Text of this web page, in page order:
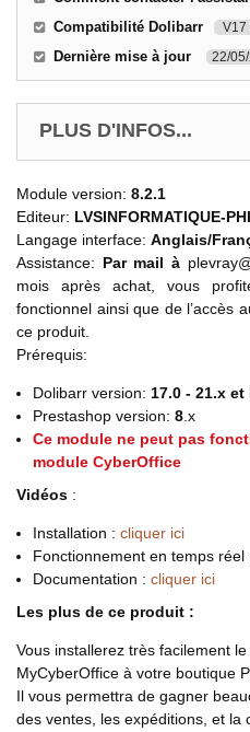
Compatibilité Dolibarr V17
Dernière mise à jour 22/
PLUS D'INFOS...
Module version: 8.2.1
Editeur: LVSINFORMATIQUE-
Langage interface: Anglais/
Assistance: Par mail à
mois après achat, vous
fonctionnel ainsi que de l’accès
ce produit.
Prérequis:
Dolibarr version: 17.0 - 21.x
Prestashop version: 8.x
Ce module ne peut pas
module CyberOffice
Vidéos :
Installation : cliquer ici
Fonctionnement en temps réel
Documentation : cliquer ici
Les plus de ce produit :
Vous installerez très facilement
MyCyberOffice à votre boutique
Il vous permettra de gagner
des ventes, les expéditions, et la